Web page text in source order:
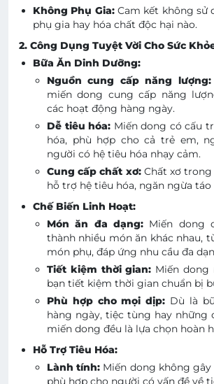
Không Phụ Gia: Cam kết không sử
phụ gia hay hóa chất độc hại nào.
2. Công Dụng Tuyệt Vời Cho Sức
Bữa Ăn Dinh Dưỡng:
Nguồn cung cấp năng lượng:
miến dong cung cấp năng
các hoạt động hàng ngày.
Dễ tiêu hóa: Miến dong có cấu
hóa, phù hợp cho cả trẻ em,
người có hệ tiêu hóa nhạy cảm.
Cung cấp chất xơ: Chất xơ
hỗ trợ hệ tiêu hóa, ngăn ngừa táo
Chế Biến Linh Hoạt:
Món ăn đa dạng: Miến dong
thành nhiều món ăn khác nhau,
món phụ, đáp ứng nhu cầu đa
Tiết kiệm thời gian: Miến dong
bạn tiết kiệm thời gian chuẩn bị
Phù hợp cho mọi dịp: Dù là
hàng ngày, tiệc tùng hay những
miến dong đều là lựa chọn hoàn
Hỗ Trợ Tiêu Hóa:
Lành tính: Miến dong không
phù hợp cho người có vấn đề về